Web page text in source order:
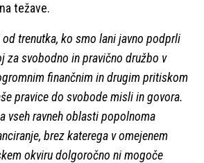
težave.
trenutka, ko smo lani javno podprli
za svobodno in pravično družbo v
finančnim in drugim pritiskom
pravice do svobode misli in govora.
vseh ravneh oblasti popolnoma
brez katerega v omejenem
okviru dolgoročno ni mogoče